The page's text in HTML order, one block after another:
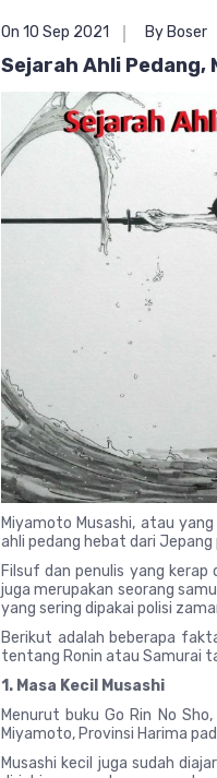
On 10 Sep 2021 By Boser
Sejarah Ahli Pedang,
Miyamoto Musashi, atau
ahli pedang hebat dari
Filsuf dan penulis yang kerap
juga merupakan seorang
yang sering dipakai polisi
Berikut adalah beberapa
tentang Ronin atau Samurai
1. Masa Kecil Musashi
Menurut buku Go Rin No
Miyamoto, Provinsi Harima
Musashi kecil juga sudah